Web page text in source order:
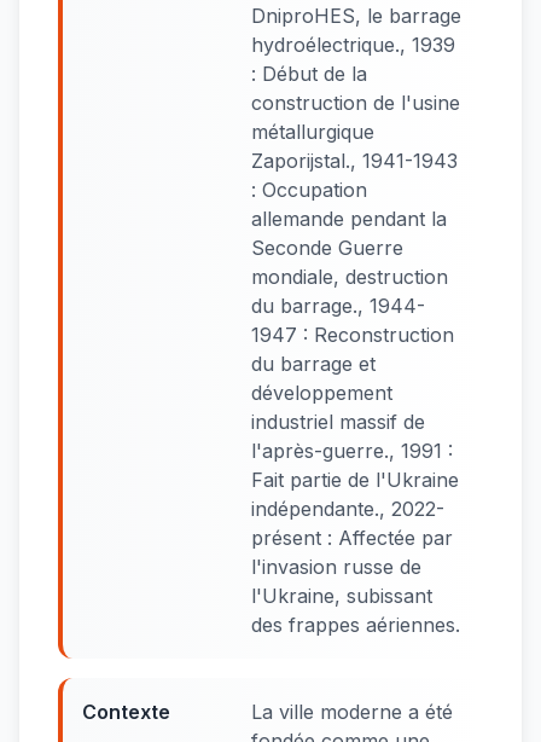
DniproHES, le barrage
hydroélectrique., 1939
: Début de la
construction de l'usine
métallurgique
Zaporijstal., 1941-1943
: Occupation
allemande pendant la
Seconde Guerre
mondiale, destruction
du barrage., 1944-
1947 : Reconstruction
du barrage et
développement
industriel massif de
l'après-guerre., 1991 :
Fait partie de l'Ukraine
indépendante., 2022-
présent : Affectée par
l'invasion russe de
l'Ukraine, subissant
des frappes aériennes.
Contexte
La ville moderne a été